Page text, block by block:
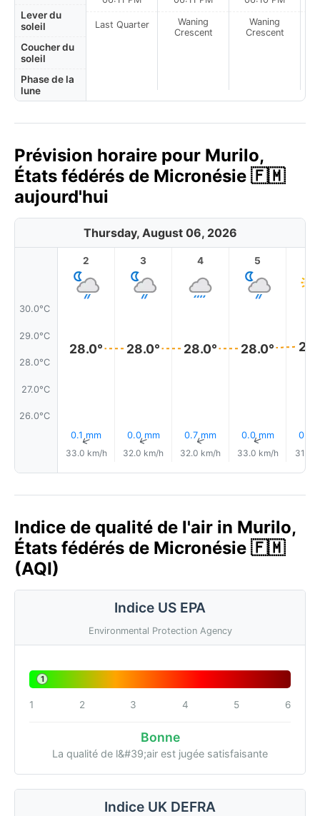
Lever du
soleil
Coucher du
soleil
Phase de la
lune
Last Quarter
Waning
Crescent
Waning
Crescent
Prévision horaire pour Murilo,
États fédérés de Micronésie 🇫🇲
aujourd'hui
Thursday, August 06, 2026
30.0°C
29.0°C
28.0°C
27.0°C
26.0°C
2
28.0°
0.1 mm
↑
33.0 km/h
3
28.0°
0.0 mm
↑
32.0 km/h
4
28.0°
0.7 mm
↑
32.0 km/h
5
28.0°
0.0 mm
↑
33.0 km/h
0.0
31.0
Indice de qualité de l'air in Murilo,
États fédérés de Micronésie 🇫🇲
(AQI)
Indice US EPA
Environmental Protection Agency
1
1 2 3 4 5 6
Bonne
La qualité de l&#39;air est jugée satisfaisante
Indice UK DEFRA